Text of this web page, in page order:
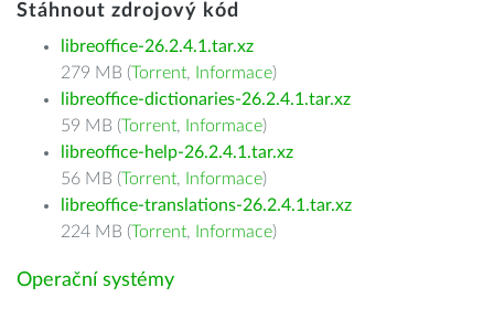
Stáhnout zdrojový kód
libreoffice-26.2.4.1.tar.xz
279 MB (Torrent, Informace)
libreoffice-dictionaries-26.2.4.1.tar.xz
59 MB (Torrent, Informace)
libreoffice-help-26.2.4.1.tar.xz
56 MB (Torrent, Informace)
libreoffice-translations-26.2.4.1.tar.xz
224 MB (Torrent, Informace)
Operační systémy